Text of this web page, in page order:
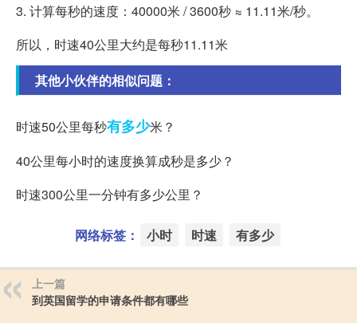
3. 计算每秒的速度：40000米 / 3600秒 ≈ 11.11米/秒。
所以，时速40公里大约是每秒11.11米
其他小伙伴的相似问题：
时速50公里每秒有多少米？
40公里每小时的速度换算成秒是多少？
时速300公里一分钟有多少公里？
网络标签： 小时 时速 有多少
上一篇
到英国留学的申请条件都有哪些